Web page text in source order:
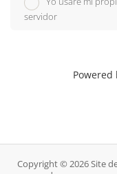
servidor
Powered
Copyright © 2026 Site